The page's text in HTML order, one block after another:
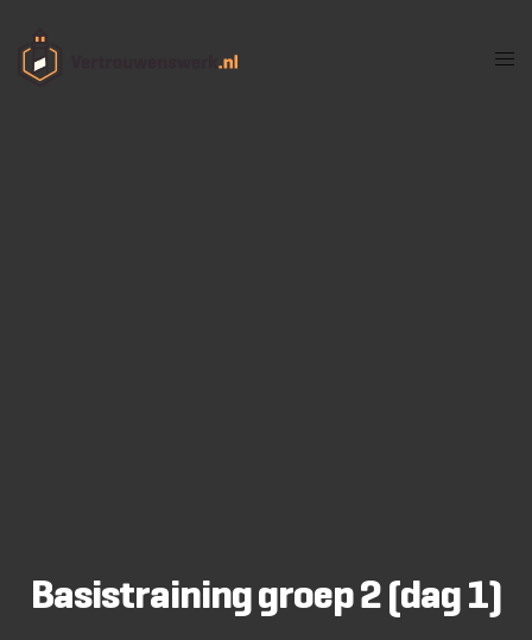
Basistraining groep 2 (dag 1)